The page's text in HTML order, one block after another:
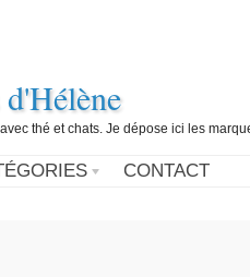
thé et chats. Je dépose ici les
CONTACT